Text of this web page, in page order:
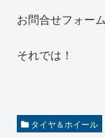
お問合せフォー
それでは！
タイヤ＆ホイール